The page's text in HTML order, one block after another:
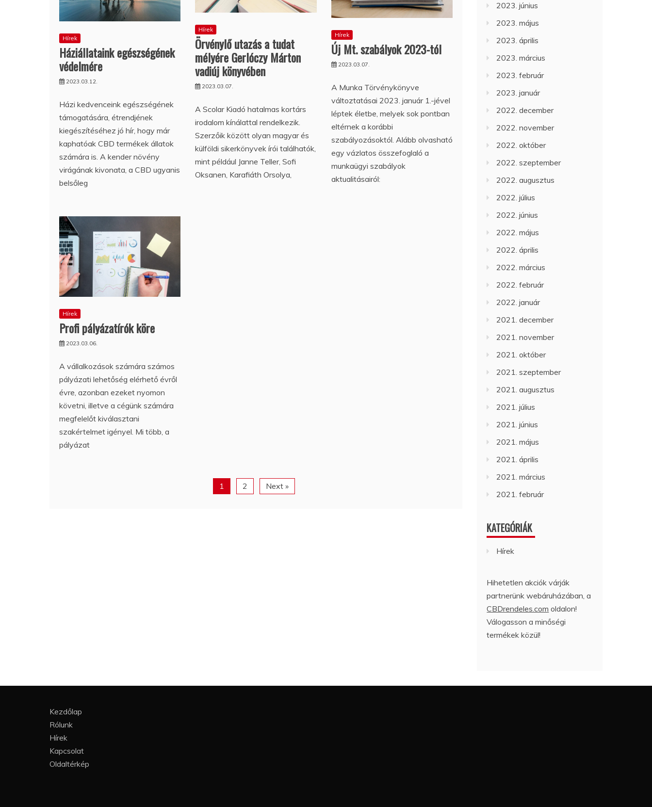
Hírek
Háziállataink egészségének
védelmére
2023.03.12.
Házi kedvenceink egészségének
támogatására, étrendjének
kiegészítéséhez jó hír, hogy már
kaphatóak CBD termékek állatok
számára is. A kender növény
virágának kivonata, a CBD ugyanis
belsőleg
Hírek
Örvénylő utazás a tudat
mélyére Gerlóczy Márton
vadiúj könyvében
2023.03.07.
A Scolar Kiadó hatalmas kortárs
irodalom kínálattal rendelkezik.
Szerzőik között olyan magyar és
külföldi sikerkönyvek írói találhatók,
mint például Janne Teller, Sofi
Oksanen, Karafiáth Orsolya,
Hírek
Új Mt. szabályok 2023-tól
2023.03.07.
A Munka Törvénykönyve
változtatásai 2023. január 1.-jével
léptek életbe, melyek sok pontban
eltérnek a korábbi
szabályozásoktól. Alább olvasható
egy vázlatos összefoglaló a
munkaügyi szabályok
aktualitásairól:
Hírek
Profi pályázatírók köre
2023.03.06.
A vállalkozások számára számos
pályázati lehetőség elérhető évről
évre, azonban ezeket nyomon
követni, illetve a cégünk számára
megfelelőt kiválasztani
szakértelmet igényel. Mi több, a
pályázat
1 2 Next »
2023. június
2023. május
2023. április
2023. március
2023. február
2023. január
2022. december
2022. november
2022. október
2022. szeptember
2022. augusztus
2022. július
2022. június
2022. május
2022. április
2022. március
2022. február
2022. január
2021. december
2021. november
2021. október
2021. szeptember
2021. augusztus
2021. július
2021. június
2021. május
2021. április
2021. március
2021. február
KATEGÓRIÁK
Hírek
Hihetetlen akciók várják
partnerünk webáruházában, a
CBDrendeles.com oldalon!
Válogasson a minőségi
termékek közül!
Kezdőlap
Rólunk
Hírek
Kapcsolat
Oldaltérkép